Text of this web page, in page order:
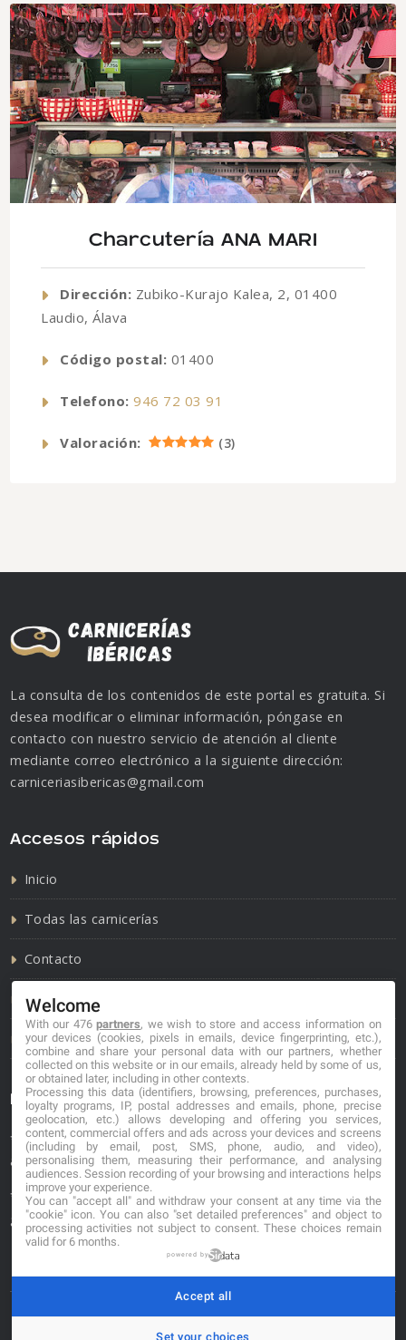
Charcutería ANA MARI
Dirección: Zubiko-Kurajo Kalea, 2, 01400
Laudio, Álava
Código postal: 01400
Telefono: 946 72 03 91
Valoración: (3)
La consulta de los contenidos de este portal es gratuita. Si
desea modificar o eliminar información, póngase en
contacto con nuestro servicio de atención al cliente
mediante correo electrónico a la siguiente dirección:
carniceriasibericas@gmail.com
Accesos rápidos
Inicio
Todas las carnicerías
Contacto
Política de cookies
Política de privacidad
Información de contacto
*No se garantiza que los datos mostrados estén
actualizados.
** Los precios mostrados son estimaciones y no se
garantiza su veracidad.
© 2026. carniceriasibericas.com
Welcome
With our 476partners, we wish to store and access information on
your devices (cookies, pixels in emails, device fingerprinting, etc.),
combine and share your personal data with our partners, whether
collected on this website or in our emails, already held by some of us,
or obtained later, including in other contexts.
Processing this data (identifiers, browsing, preferences, purchases,
loyalty programs, IP, postal addresses and emails, phone, precise
geolocation, etc.) allows developing and offering you services,
content, commercial offers and ads across your devices and screens
(including by email, post, SMS, phone, audio, and video),
personalising them, measuring their performance, and analysing
audiences. Session recording of your browsing and interactions helps
improve your experience.
You can "accept all" and withdraw your consent at any time via the
"cookie" icon. You can also "set detailed preferences" and object to
processing activities not subject to consent. These choices remain
valid for 6 months.
powered by
Set your choices
Accept all